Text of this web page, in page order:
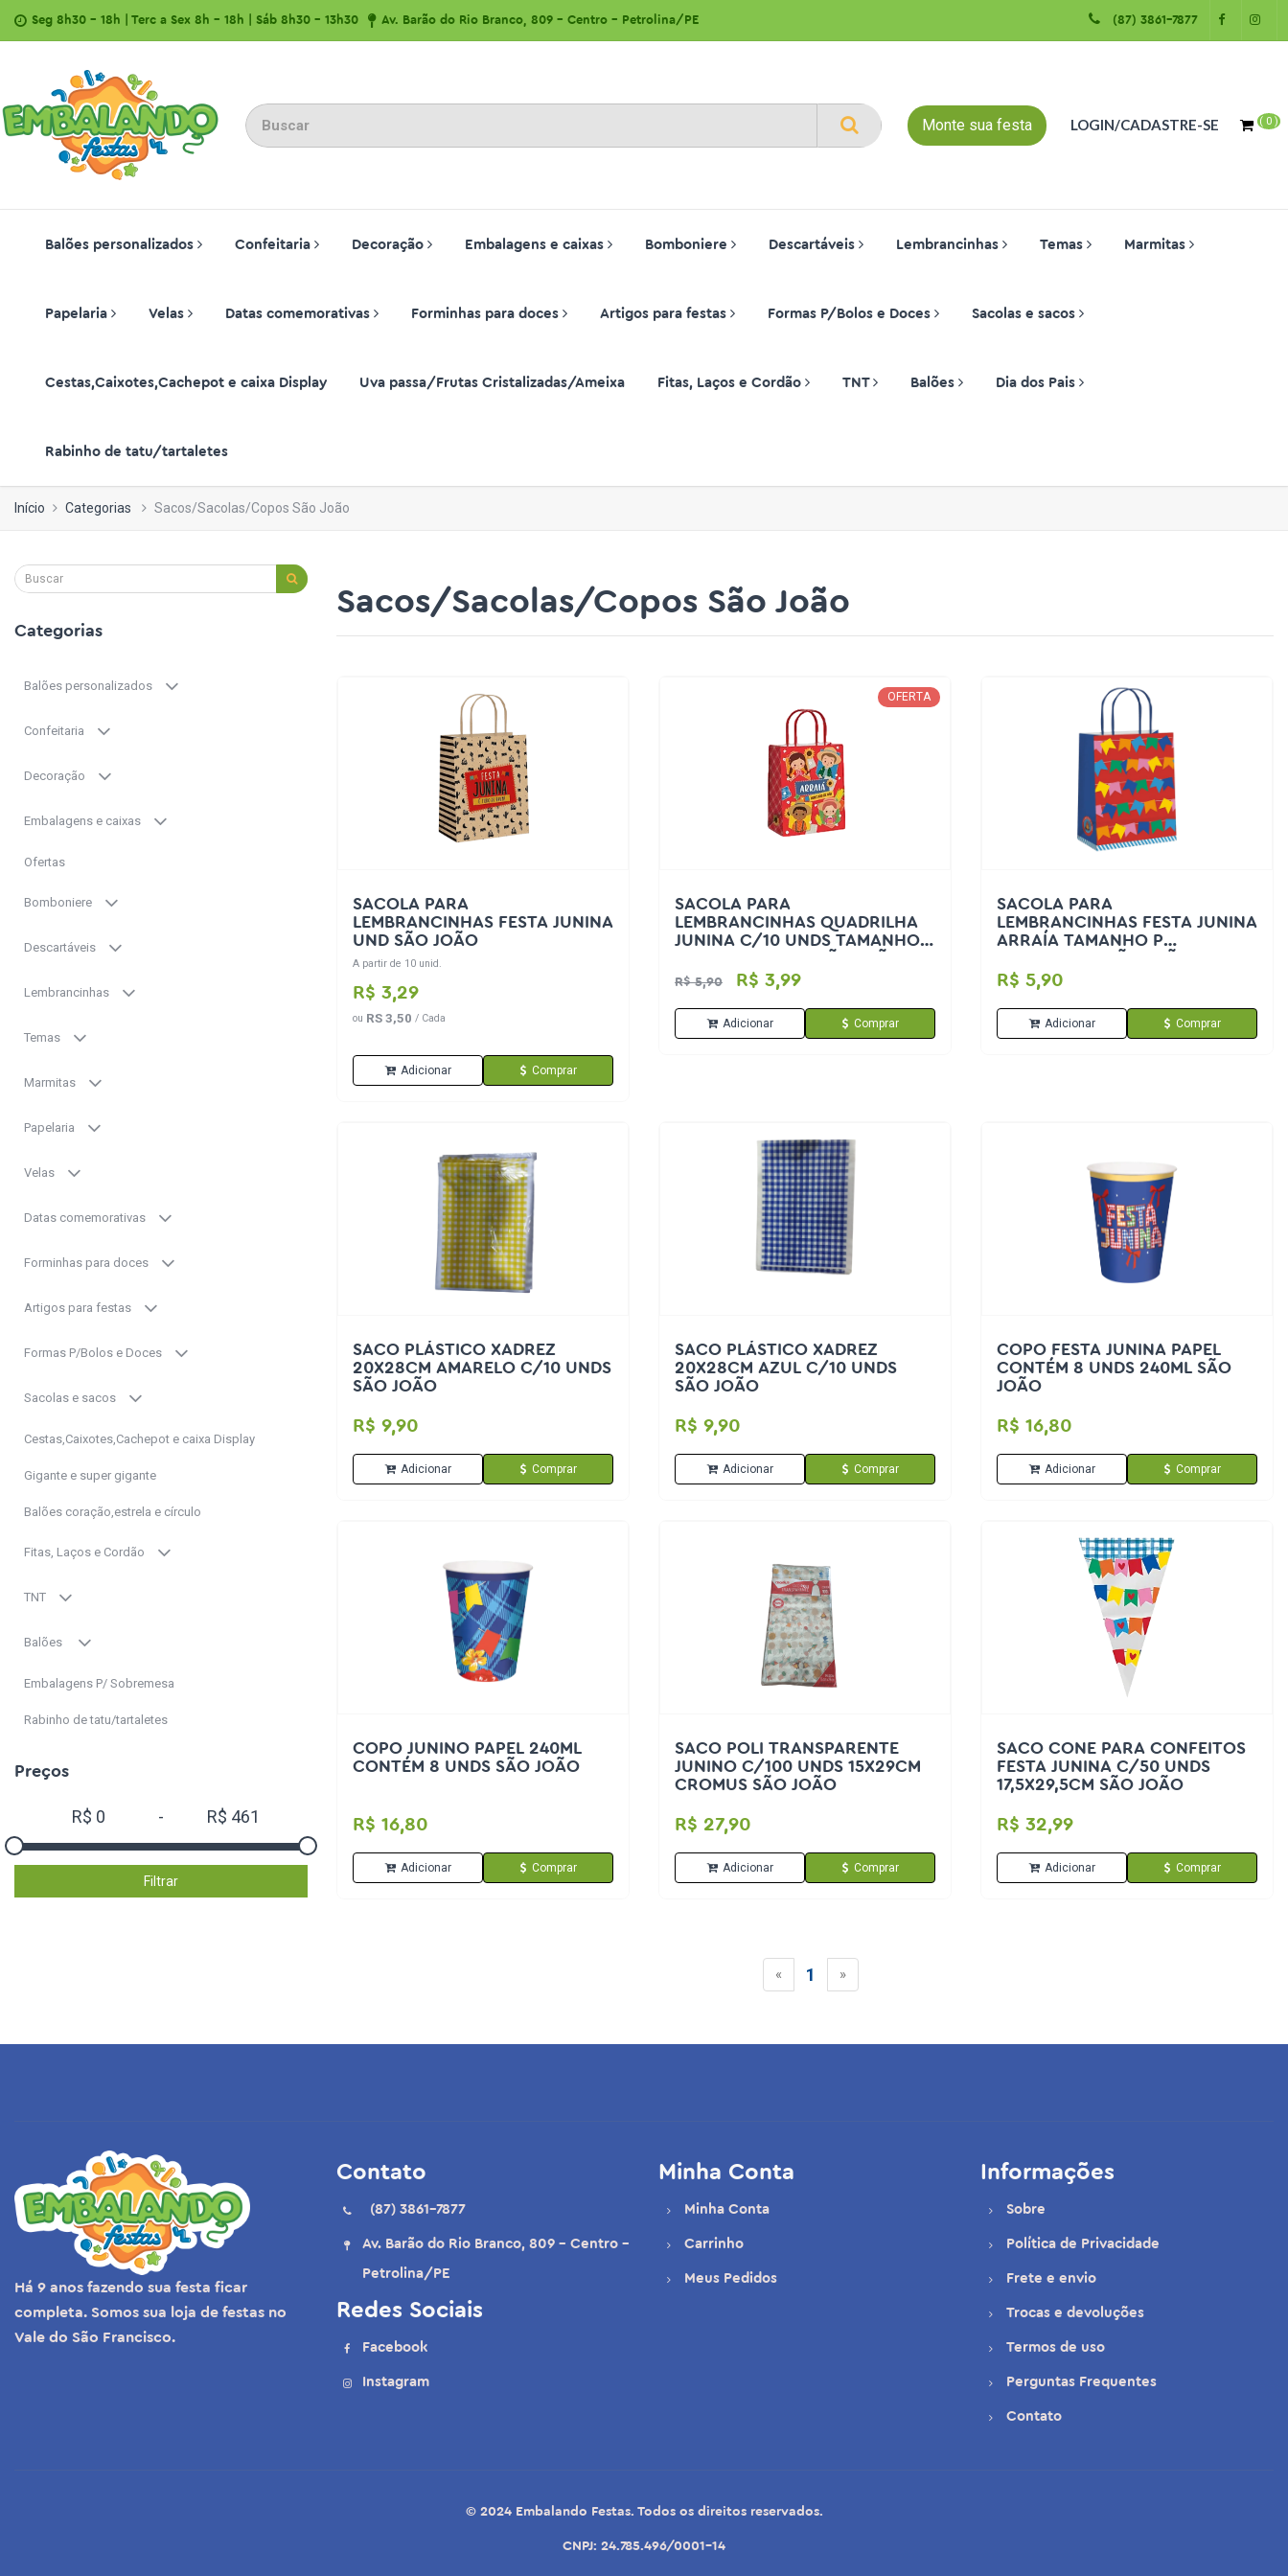
Seg 8h30 - 18h | Terc a Sex 8h - 18h | Sáb 8h30 - 13h30 Av. Barão do Rio Branco, 809 - Centro - Petrolina/PE (87) 3861-7877
Monte sua festa LOGIN/CADASTRE-SE ( 0 )
Balões personalizados Confeitaria Decoração Embalagens e caixas Bomboniere Descartáveis Lembrancinhas Temas Marmitas
Papelaria Velas Datas comemorativas Forminhas para doces Artigos para festas Formas P/Bolos e Doces Sacolas e sacos
Cestas,Caixotes,Cachepot e caixa Display Uva passa/Frutas Cristalizadas/Ameixa Fitas, Laços e Cordão TNT Balões Dia dos Pais
Rabinho de tatu/tartaletes
Início Categorias Sacos/Sacolas/Copos São João
Categorias
Balões personalizados
Confeitaria
Decoração
Embalagens e caixas
Ofertas
Bomboniere
Descartáveis
Lembrancinhas
Temas
Marmitas
Papelaria
Velas
Datas comemorativas
Forminhas para doces
Artigos para festas
Formas P/Bolos e Doces
Sacolas e sacos
Cestas,Caixotes,Cachepot e caixa Display
Gigante e super gigante
Balões coração,estrela e círculo
Fitas, Laços e Cordão
TNT
Balões
Embalagens P/ Sobremesa
Rabinho de tatu/tartaletes
Preços
R$ 0 - R$ 461
Filtrar
Sacos/Sacolas/Copos São João
SACOLA PARA
LEMBRANCINHAS FESTA JUNINA
UND SÃO JOÃO
A partir de 10 unid.
R$ 3,29
ou RS 3,50 / Cada
Adicionar Comprar
OFERTA
SACOLA PARA
LEMBRANCINHAS QUADRILHA
JUNINA C/10 UNDS TAMANHO
R$ 5,90 R$ 3,99
Adicionar Comprar
SACOLA PARA
LEMBRANCINHAS FESTA JUNINA
ARRAÍA TAMANHO P
R$ 5,90
Adicionar Comprar
SACO PLÁSTICO XADREZ
20X28CM AMARELO C/10 UNDS
SÃO JOÃO
R$ 9,90
Adicionar Comprar
SACO PLÁSTICO XADREZ
20X28CM AZUL C/10 UNDS
SÃO JOÃO
R$ 9,90
Adicionar Comprar
COPO FESTA JUNINA PAPEL
CONTÉM 8 UNDS 240ML SÃO
JOÃO
R$ 16,80
Adicionar Comprar
COPO JUNINO PAPEL 240ML
CONTÉM 8 UNDS SÃO JOÃO
R$ 16,80
Adicionar Comprar
SACO POLI TRANSPARENTE
JUNINO C/100 UNDS 15X29CM
CROMUS SÃO JOÃO
R$ 27,90
Adicionar Comprar
SACO CONE PARA CONFEITOS
FESTA JUNINA C/50 UNDS
17,5X29,5CM SÃO JOÃO
R$ 32,99
Adicionar Comprar
« 1 »
Há 9 anos fazendo sua festa ficar
completa. Somos sua loja de festas no
Vale do São Francisco.
Contato
(87) 3861-7877
Av. Barão do Rio Branco, 809 - Centro -
Petrolina/PE
Redes Sociais
Facebook
Instagram
Minha Conta
Minha Conta
Carrinho
Meus Pedidos
Informações
Sobre
Política de Privacidade
Frete e envio
Trocas e devoluções
Termos de uso
Perguntas Frequentes
Contato
© 2024 Embalando Festas. Todos os direitos reservados.
CNPJ: 24.785.496/0001-14